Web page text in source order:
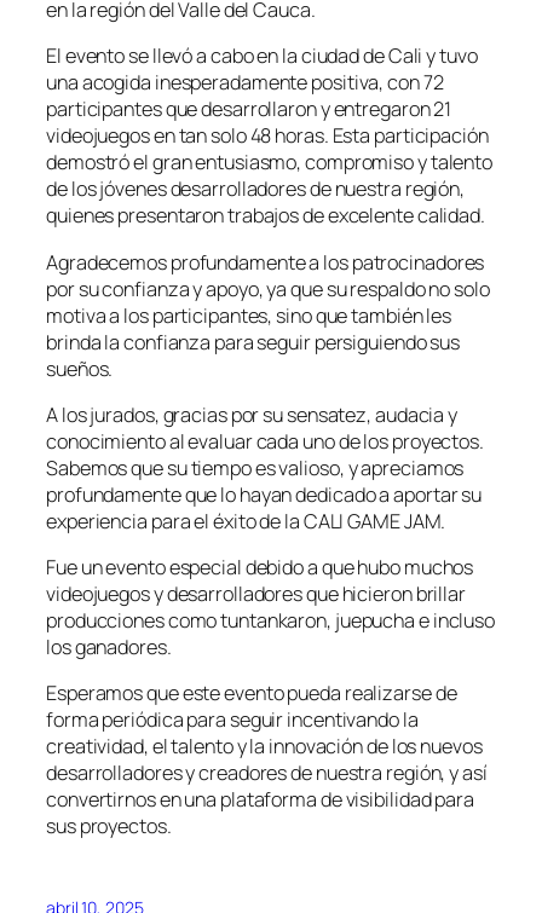
en la región del Valle del Cauca.
El evento se llevó a cabo en la ciudad de Cali y tuvo
una acogida inesperadamente positiva, con 72
participantes que desarrollaron y entregaron 21
videojuegos en tan solo 48 horas. Esta participación
demostró el gran entusiasmo, compromiso y talento
de los jóvenes desarrolladores de nuestra región,
quienes presentaron trabajos de excelente calidad.
Agradecemos profundamente a los patrocinadores
por su confianza y apoyo, ya que su respaldo no solo
motiva a los participantes, sino que también les
brinda la confianza para seguir persiguiendo sus
sueños.
A los jurados, gracias por su sensatez, audacia y
conocimiento al evaluar cada uno de los proyectos.
Sabemos que su tiempo es valioso, y apreciamos
profundamente que lo hayan dedicado a aportar su
experiencia para el éxito de la CALI GAME JAM.
Fue un evento especial debido a que hubo muchos
videojuegos y desarrolladores que hicieron brillar
producciones como tuntankaron, juepucha e incluso
los ganadores.
Esperamos que este evento pueda realizarse de
forma periódica para seguir incentivando la
creatividad, el talento y la innovación de los nuevos
desarrolladores y creadores de nuestra región, y así
convertirnos en una plataforma de visibilidad para
sus proyectos.
abril 10, 2025